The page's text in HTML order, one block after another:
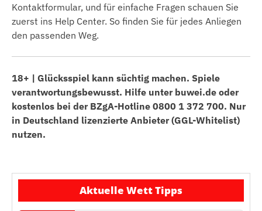
Kontaktformular, und für einfache Fragen schauen Sie
zuerst ins Help Center. So finden Sie für jedes Anliegen
den passenden Weg.
18+ | Glücksspiel kann süchtig machen. Spiele
verantwortungsbewusst. Hilfe unter buwei.de oder
kostenlos bei der BZgA-Hotline 0800 1 372 700. Nur
in Deutschland lizenzierte Anbieter (GGL-Whitelist)
nutzen.
Aktuelle Wett Tipps